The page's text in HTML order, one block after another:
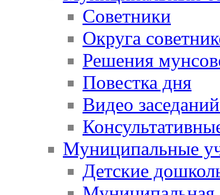
Советники
Округа
Решения
Повестка дня
Видео
Муниципальные
Детские